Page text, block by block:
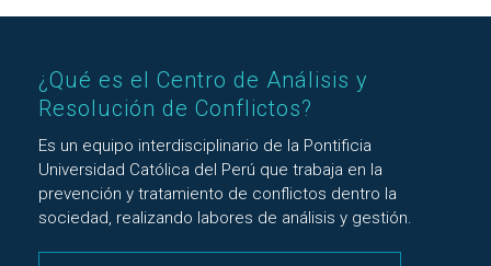
¿Qué es el Centro de Análisis y
Resolución de Conflictos?
Es un equipo interdisciplinario de la Pontificia
Universidad Católica del Perú que trabaja en la
prevención y tratamiento de conflictos dentro la
sociedad, realizando labores de análisis y gestión.